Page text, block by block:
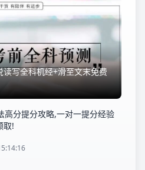
写全科机经+滑至文末免费
高分提分攻略,一对一提分经验
取!